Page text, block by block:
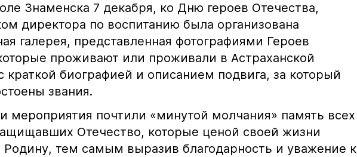
Знаменска 7 декабря, ко Дню героев Отечества,
директора по воспитанию была организована
галерея, представленная фотографиями Героев
проживают или проживали в Астраханской
краткой биографией и описанием подвига, за который
звания.
мероприятия почтили «минутой молчания» память всех
Отечество, которые ценой своей жизни
Родину, тем самым выразив благодарность и уважение к